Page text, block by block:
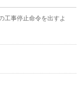
工事停止命令を出すよ